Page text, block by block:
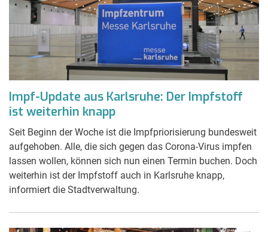
Impf-Update aus Karlsruhe: Der Impfstoff
ist weiterhin knapp
Seit Beginn der Woche ist die Impfpriorisierung bundesweit
aufgehoben. Alle, die sich gegen das Corona-Virus impfen
lassen wollen, können sich nun einen Termin buchen. Doch
weiterhin ist der Impfstoff auch in Karlsruhe knapp,
informiert die Stadtverwaltung.